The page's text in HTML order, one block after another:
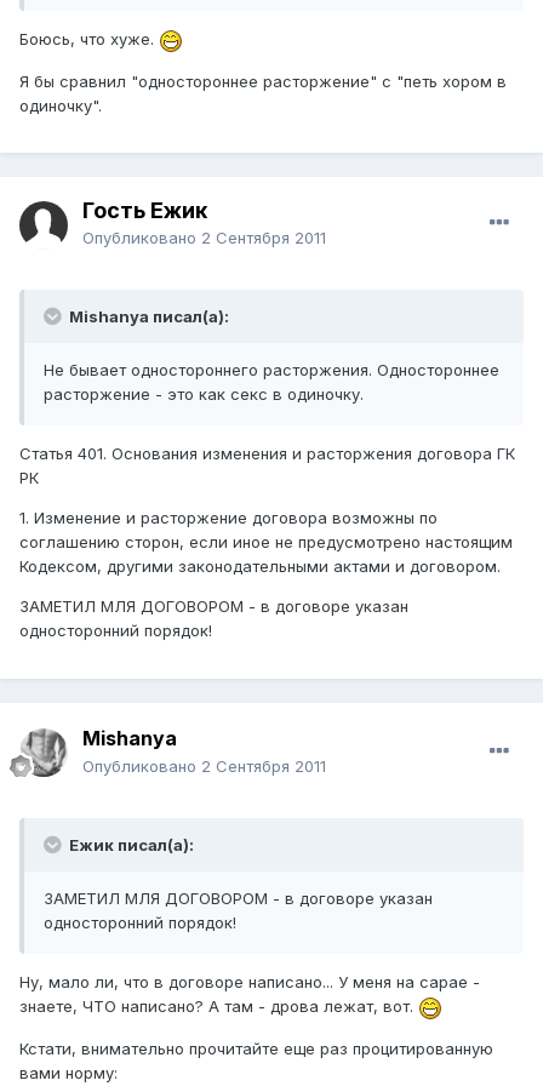
Боюсь, что хуже.
Я бы сравнил "одностороннее расторжение" с "петь хором в
одиночку".
Гость Ежик
Опубликовано 2 Сентября 2011
Mishanya писал(а):
Не бывает одностороннего расторжения. Одностороннее
расторжение - это как секс в одиночку.
Статья 401. Основания изменения и расторжения договора ГК
РК
1. Изменение и расторжение договора возможны по
соглашению сторон, если иное не предусмотрено настоящим
Кодексом, другими законодательными актами и договором.
ЗАМЕТИЛ МЛЯ ДОГОВОРОМ - в договоре указан
односторонний порядок!
Mishanya
Опубликовано 2 Сентября 2011
Ежик писал(а):
ЗАМЕТИЛ МЛЯ ДОГОВОРОМ - в договоре указан
односторонний порядок!
Ну, мало ли, что в договоре написано... У меня на сарае -
знаете, ЧТО написано? А там - дрова лежат, вот.
Кстати, внимательно прочитайте еще раз процитированную
вами норму: